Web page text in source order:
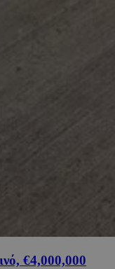
€4,000,000